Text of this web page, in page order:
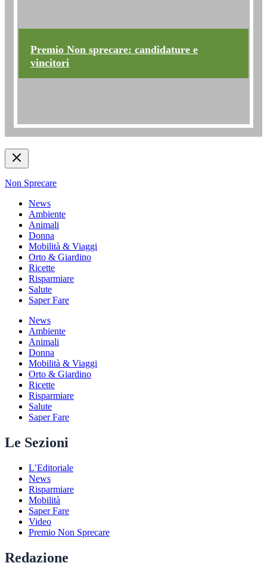
Premio Non sprecare: candidature e
vincitori
Non Sprecare
News
Ambiente
Animali
Donna
Mobilità & Viaggi
Orto & Giardino
Ricette
Risparmiare
Salute
Saper Fare
News
Ambiente
Animali
Donna
Mobilità & Viaggi
Orto & Giardino
Ricette
Risparmiare
Salute
Saper Fare
Le Sezioni
L’Editoriale
News
Risparmiare
Mobilità
Saper Fare
Video
Premio Non Sprecare
Redazione